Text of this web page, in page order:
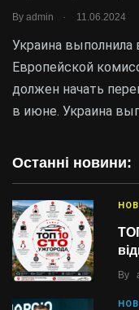
By admin . 11.06.2024
Украина выполнила
Европейской
должен начать
в июне. Украина
Останні новини:
By